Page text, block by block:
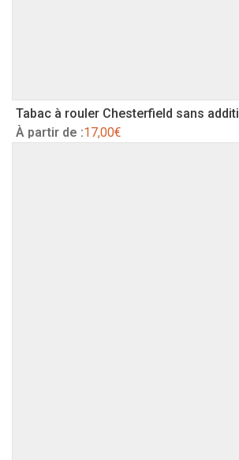
Tabac à rouler Chesterfield sans
À partir de :17,00€